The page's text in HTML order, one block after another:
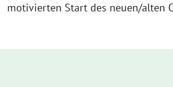
motivierten Start des neuen/alten